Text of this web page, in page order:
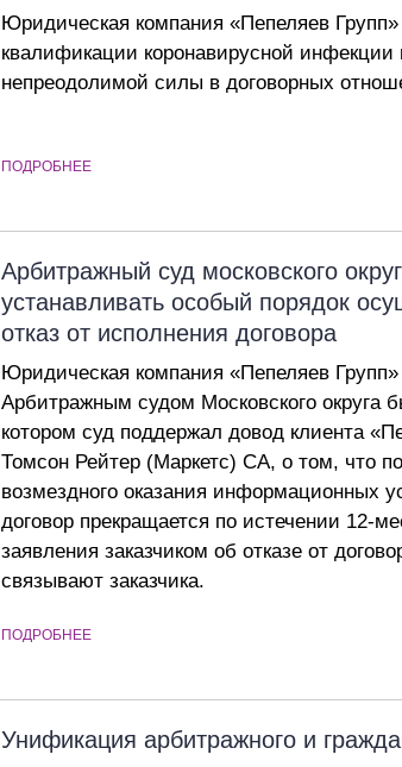
Юридическая компания «Пепеляев
квалификации коронавирусной инфекции
непреодолимой силы в договорных
ПОДРОБНЕЕ
Арбитражный суд московского
устанавливать особый порядок
отказ от исполнения договора
Юридическая компания «Пепеляев
Арбитражным судом Московского округа
котором суд поддержал довод клиента
Томсон Рейтер (Маркетс) СА, о том, что
возмездного оказания информационных
договор прекращается по истечении 12-
заявления заказчиком об отказе от
связывают заказчика.
ПОДРОБНЕЕ
Унификация арбитражного и